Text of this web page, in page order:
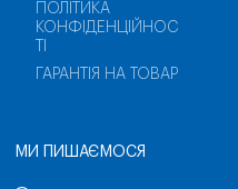
ПОЛІТИКА
КОНФІДЕНЦІЙНОС
ГАРАНТІЯ НА ТОВАР
МИ ПИШАЄМОСЯ